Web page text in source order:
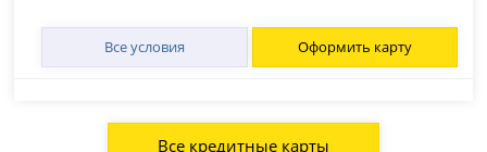
Все условия Оформить карту
Все кредитные карты